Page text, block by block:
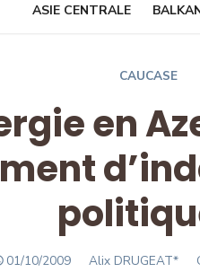
ASIE CENTRALE
CAUCASE
en
POSTED
01/10/2009 Author
Alix DRUGEAT*